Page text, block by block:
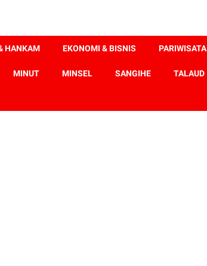
HANKAM EKONOMI & BISNIS PARIWISATA
MINUT MINSEL SANGIHE TALAUD